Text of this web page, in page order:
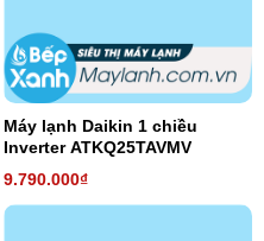
Máy lạnh Daikin 1 chiều
Inverter ATKQ25TAVMV
9.790.000₫